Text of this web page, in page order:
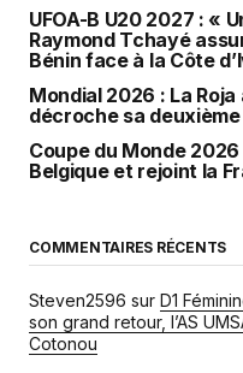
UFOA-B U20 2027 : «
Raymond Tchayé
Bénin face à la Côte
Mondial 2026 : La
décroche sa
Coupe du Monde
Belgique et rejoint la
COMMENTAIRES RÉCENTS
Steven2596 sur D1
son grand retour, l’AS
Cotonou